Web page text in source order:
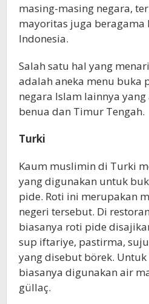
masing-masing negara,
mayoritas juga beragama
Indonesia.
Salah satu hal yang
adalah aneka menu buka
negara Islam lainnya
benua dan Timur Tengah.
Turki
Kaum muslimin di Turki
yang digunakan untuk
pide. Roti ini merupakan
negeri tersebut. Di
biasanya roti pide
sup iftariye, pastirma,
yang disebut börek.
biasanya digunakan air
güllaç.